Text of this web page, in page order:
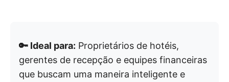
🔑 Ideal para: Proprietários de hotéis,
gerentes de recepção e equipes financeiras
que buscam uma maneira inteligente e